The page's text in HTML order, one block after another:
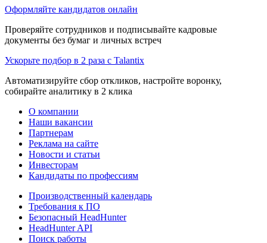
Оформляйте кандидатов онлайн
Проверяйте сотрудников и подписывайте кадровые
документы без бумаг и личных встреч
Ускорьте подбор в 2 раза с Talantix
Автоматизируйте сбор откликов, настройте воронку,
собирайте аналитику в 2 клика
О компании
Наши вакансии
Партнерам
Реклама на сайте
Новости и статьи
Инвесторам
Кандидаты по профессиям
Производственный календарь
Требования к ПО
Безопасный HeadHunter
HeadHunter API
Поиск работы